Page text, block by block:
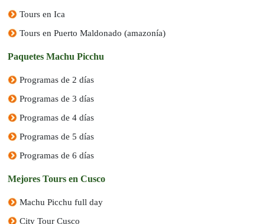
Tours en Ica
Tours en Puerto Maldonado (amazonía)
Paquetes Machu Picchu
Programas de 2 días
Programas de 3 días
Programas de 4 días
Programas de 5 días
Programas de 6 días
Mejores Tours en Cusco
Machu Picchu full day
City Tour Cusco